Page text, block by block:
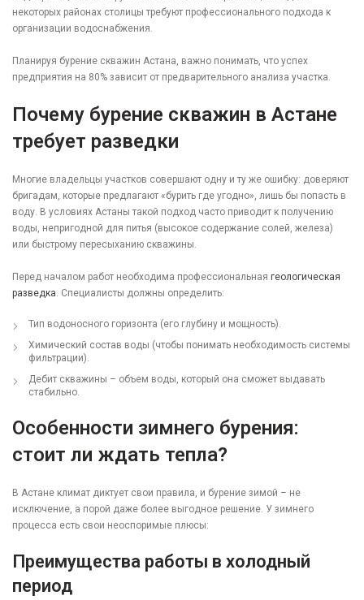
некоторых районах столицы требуют профессионального подхода к
организации водоснабжения.
Планируя бурение скважин Астана, важно понимать, что успех
предприятия на 80% зависит от предварительного анализа участка.
Почему бурение скважин в Астане
требует разведки
Многие владельцы участков совершают одну и ту же ошибку: доверяют
бригадам, которые предлагают «бурить где угодно», лишь бы попасть в
воду. В условиях Астаны такой подход часто приводит к получению
воды, непригодной для питья (высокое содержание солей, железа)
или быстрому пересыханию скважины.
Перед началом работ необходима профессиональная геологическая
разведка. Специалисты должны определить:
Тип водоносного горизонта (его глубину и мощность).
Химический состав воды (чтобы понимать необходимость системы
фильтрации).
Дебит скважины – объем воды, который она сможет выдавать
стабильно.
Особенности зимнего бурения:
стоит ли ждать тепла?
В Астане климат диктует свои правила, и бурение зимой – не
исключение, а порой даже более выгодное решение. У зимнего
процесса есть свои неоспоримые плюсы:
Преимущества работы в холодный
период